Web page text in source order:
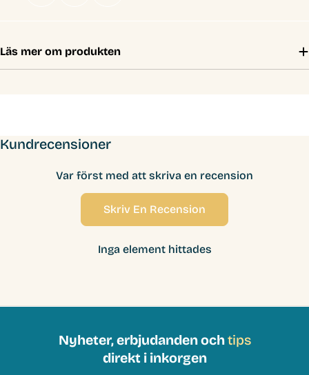
Läs mer om produkten
Kundrecensioner
Var först med att skriva en recension
Skriv En Recension
Inga element hittades
Nyheter, erbjudanden ochtips
direkt i inkorgen